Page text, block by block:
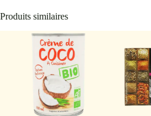
Produits similaires